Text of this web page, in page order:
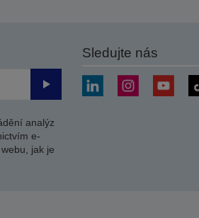
Odeslat
analýz
e-
jak je
Sledujte nás